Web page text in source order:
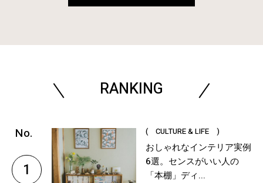
RANKING
1
( CULTURE & LIFE )
おしゃれなインテリア実例
6選。センスがいい人の
「本棚」ディ...